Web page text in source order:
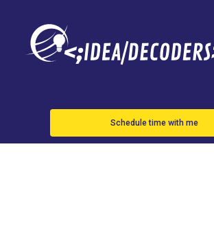
Schedule time with me
Xavi